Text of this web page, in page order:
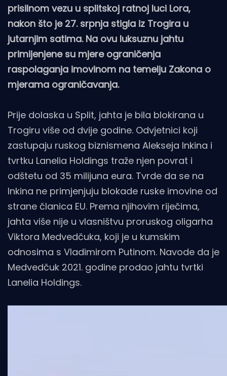
prisilnom vezu u splitskoj ratnoj luci Lora,
nakon što je 27. srpnja stigla iz Trogira u
jutarnjim satima. Na ovu luksuznu jahtu
primijenjene su mjere ograničenja
raspolaganja imovinom na temelju Zakona o
mjerama ograničavanja.
Prije dolaska u Split, jahta je bila blokirana u
Trogiru više od dvije godine. Odvjetnici koji
zastupaju ruskog biznismena Alekseja Inkina i
tvrtku Lanelia Holdings traže njen povrat i
odštetu od 35 milijuna eura. Tvrde da se na
Inkina ne primjenjuju blokade ruske imovine od
strane članica EU. Prema njihovim riječima,
jahta više nije u vlasništvu proruskog oligarha
Viktora Medvedčuka, koji je u kumskim
odnosima s Vladimirom Putinom. Navode da je
Medvedčuk 2021. godine prodao jahtu tvrtki
Lanelia Holdings.